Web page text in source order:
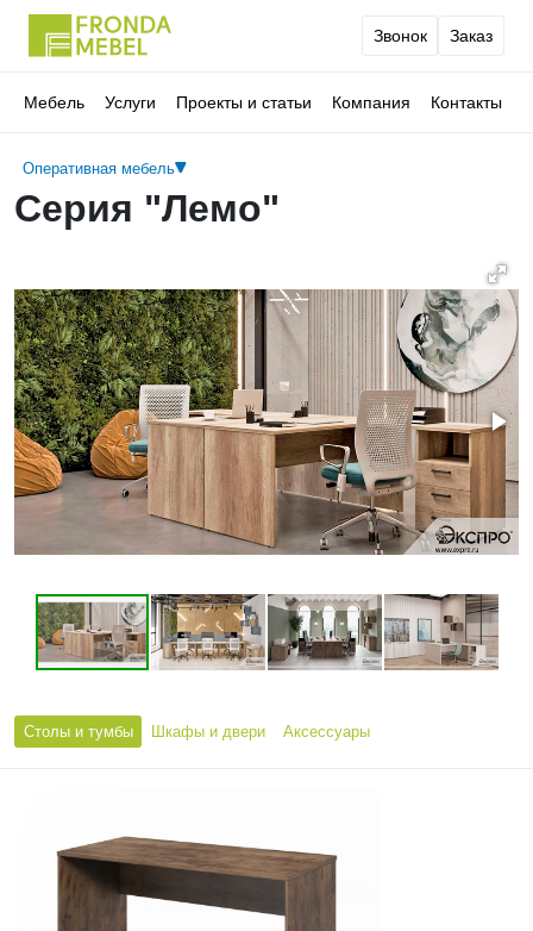
Звонок Заказ
Мебель Услуги Проекты и статьи Компания Контакты
Оперативная мебель
Серия "Лемо"
Столы и тумбы Шкафы и двери Аксессуары